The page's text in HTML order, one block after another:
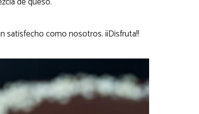
satisfecho como nosotros. ¡¡Disfruta!!